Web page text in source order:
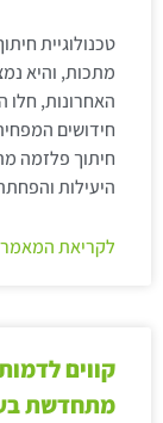
טכנולוגיית
מתכות, והיא
האחרונות,
חידושים
חיתוך פלזמה
היעילות
לקריאת
קווים
מתחדשת